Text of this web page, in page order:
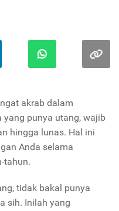
akrab dalam
yang punya utang, wajib
hingga lunas. Hal ini
Anda selama
tahun.
tidak bakal punya
sih. Inilah yang